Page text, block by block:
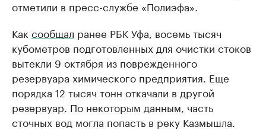
отметили в пресс-службе «Полиэфа».
Как сообщал ранее РБК Уфа, восемь тысяч
кубометров подготовленных для очистки стоков
вытекли 9 октября из поврежденного
резервуара химического предприятия. Еще
порядка 12 тысяч тонн откачали в другой
резервуар. По некоторым данным, часть
сточных вод могла попасть в реку Казмышла.